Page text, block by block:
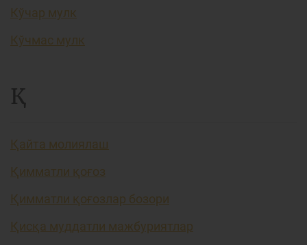
Кўчар мулк
Кўчмас мулк
Қ
Қайта молиялаш
Қимматли қоғоз
Қимматли қоғозлар бозори
Қисқа муддатли мажбуриятлар